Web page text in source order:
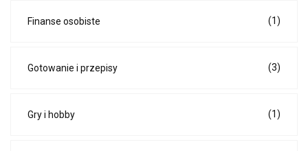
Finanse osobiste (1)
Gotowanie i przepisy (3)
Gry i hobby (1)